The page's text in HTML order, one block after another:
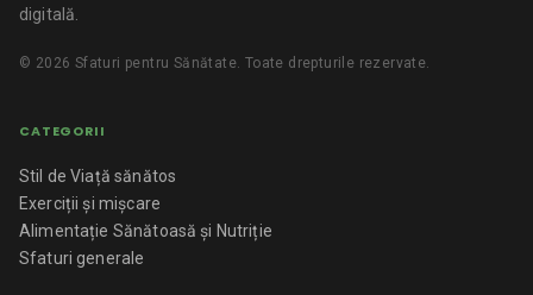
digitală.
© 2026 Sfaturi pentru Sănătate. Toate drepturile rezervate.
CATEGORII
Stil de Viață sănătos
Exerciții și mișcare
Alimentație Sănătoasă și Nutriție
Sfaturi generale